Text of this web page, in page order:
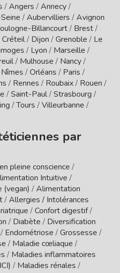
/Angers /Annecy/
/Aubervilliers /Avignon
Billancourt/ Brest/
Créteil/ Dijon /Grenoble / Le
/ Lyon / Marseille /
/ Mulhouse / Nancy/
Nîmes /Orléans / Paris /
/ Rennes / Roubaix/ Rouen /
/Saint-Paul/Strasbourg /
/Tours /Villeurbanne /
par
pleine conscience /
Intuitive /
(vegan) /Alimentation
/Allergies / Intolérances
/Confort digestif/
/ Diabète / Diversification
/ Endométriose /Grossesse /
/ Maladie cœliaque /
/ Maladies inflammatoires
/ Maladies rénales /